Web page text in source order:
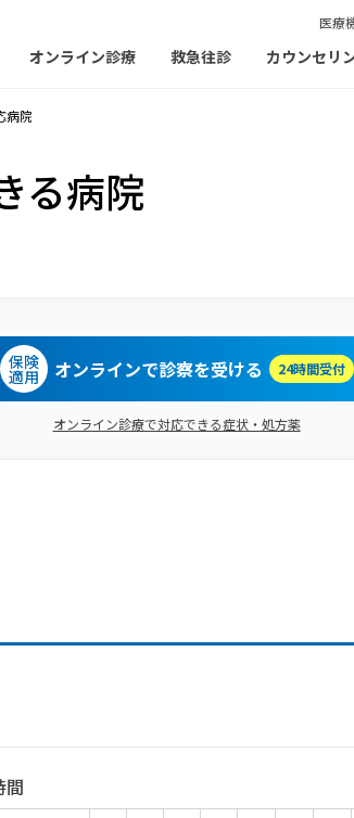
医療
オンライン診療 救急往診 カウンセリ
病院
る病院
保険
適用 オンラインで診察を受ける 24時間受付
オンライン診療で対応できる症状・処方薬
間